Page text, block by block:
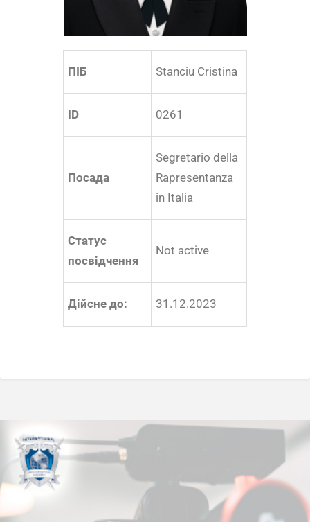
ПІБ Stanciu Cristina
ID 0261
Посада
Segretario della
Rapresentanza
in Italia
Статус
посвідчення
Not active
Дійсне до: 31.12.2023